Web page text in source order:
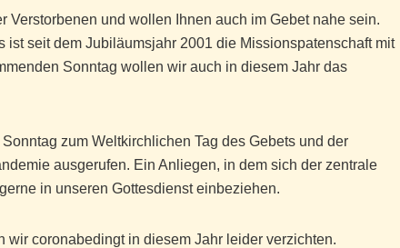
Verstorbenen und wollen Ihnen auch im Gebet nahe sein.
ist seit dem Jubiläumsjahr 2001 die Missionspatenschaft mit
Sonntag wollen wir auch in diesem Jahr das
zum Weltkirchlichen Tag des Gebets und der
ausgerufen. Ein Anliegen, in dem sich der zentrale
in unseren Gottesdienst einbeziehen.
coronabedingt in diesem Jahr leider verzichten.